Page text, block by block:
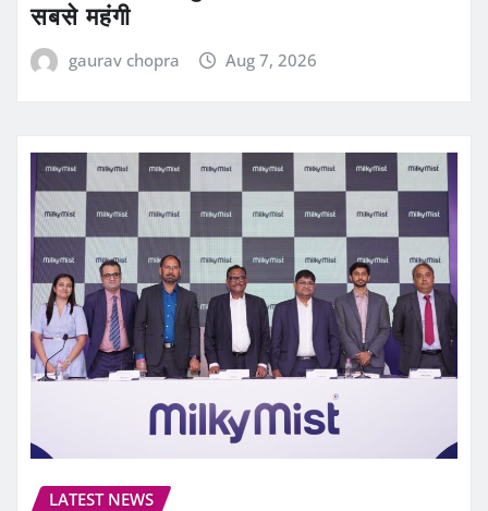
सबसे महंगी
gaurav chopra Aug 7, 2026
LATEST NEWS